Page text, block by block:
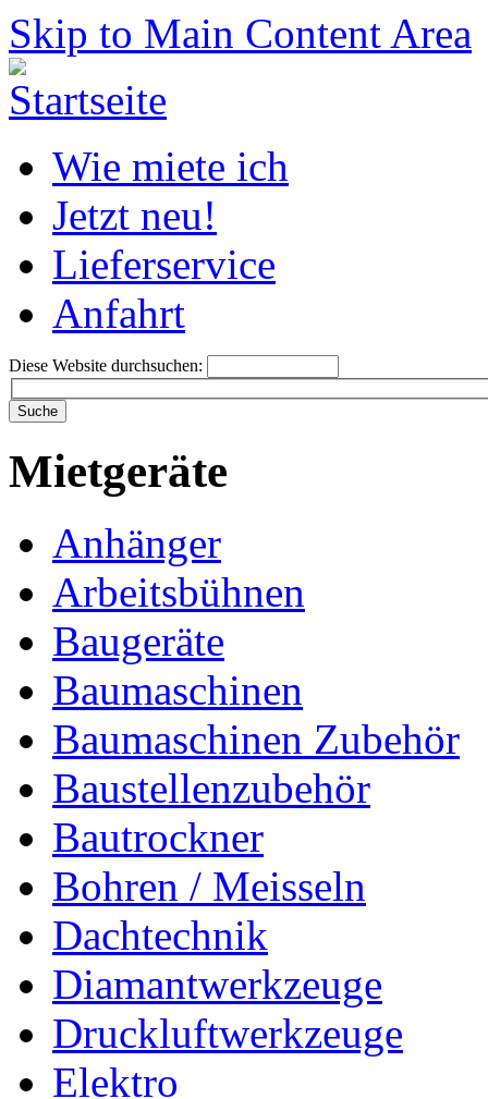
Skip to Main Content Area
Wie miete ich
Jetzt neu!
Lieferservice
Anfahrt
Diese Website durchsuchen:
Mietgeräte
Anhänger
Arbeitsbühnen
Baugeräte
Baumaschinen
Baumaschinen Zubehör
Baustellenzubehör
Bautrockner
Bohren / Meisseln
Dachtechnik
Diamantwerkzeuge
Druckluftwerkzeuge
Elektro